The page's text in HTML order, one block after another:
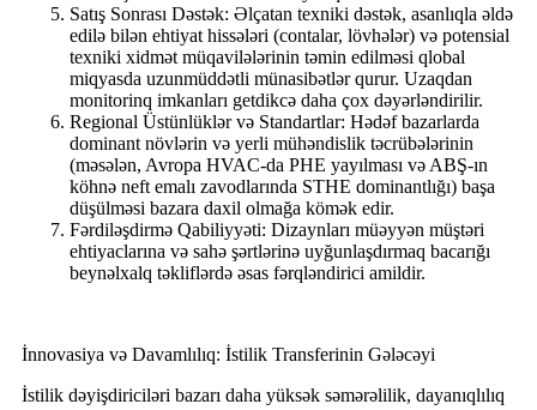
Satış Sonrası Dəstək: Əlçatan texniki dəstək, asanlıqla əldə
edilə bilən ehtiyat hissələri (contalar, lövhələr) və potensial
texniki xidmət müqavilələrinin təmin edilməsi qlobal
miqyasda uzunmüddətli münasibətlər qurur. Uzaqdan
monitorinq imkanları getdikcə daha çox dəyərləndirilir.
Regional Üstünlüklər və Standartlar: Hədəf bazarlarda
dominant növlərin və yerli mühəndislik təcrübələrinin
(məsələn, Avropa HVAC-da PHE yayılması və ABŞ-ın
köhnə neft emalı zavodlarında STHE dominantlığı) başa
düşülməsi bazara daxil olmağa kömək edir.
Fərdiləşdirmə Qabiliyyəti: Dizaynları müəyyən müştəri
ehtiyaclarına və sahə şərtlərinə uyğunlaşdırmaq bacarığı
beynəlxalq təkliflərdə əsas fərqləndirici amildir.
İnnovasiya və Davamlılıq: İstilik Transferinin Gələcəyi
İstilik dəyişdiriciləri bazarı daha yüksək səmərəlilik, dayanıqlılıq